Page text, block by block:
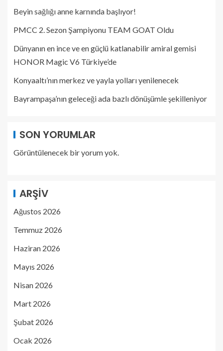
Beyin sağlığı anne karnında başlıyor!
PMCC 2. Sezon Şampiyonu TEAM GOAT Oldu
Dünyanın en ince ve en güçlü katlanabilir amiral gemisi
HONOR Magic V6 Türkiye’de
Konyaaltı’nın merkez ve yayla yolları yenilenecek
Bayrampaşa’nın geleceği ada bazlı dönüşümle şekilleniyor
SON YORUMLAR
Görüntülenecek bir yorum yok.
ARŞIV
Ağustos 2026
Temmuz 2026
Haziran 2026
Mayıs 2026
Nisan 2026
Mart 2026
Şubat 2026
Ocak 2026